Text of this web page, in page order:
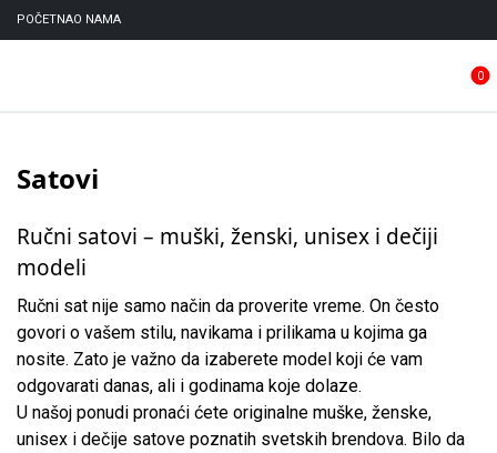
POČETNAO NAMA
0
Satovi
Ručni satovi – muški, ženski, unisex i dečiji
modeli
Ručni sat nije samo način da proverite vreme. On često
govori o vašem stilu, navikama i prilikama u kojima ga
nosite. Zato je važno da izaberete model koji će vam
odgovarati danas, ali i godinama koje dolaze.
U našoj ponudi pronaći ćete originalne muške, ženske,
unisex i dečije satove poznatih svetskih brendova. Bilo da